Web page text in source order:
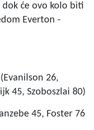
će ovo kolo biti
Everton -
26,
45, Szoboszlai 80)
45, Foster 76